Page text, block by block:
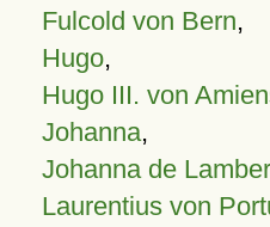
Fulcold von Bern,
Hugo,
Hugo III. von
Johanna,
Johanna de
Laurentius von